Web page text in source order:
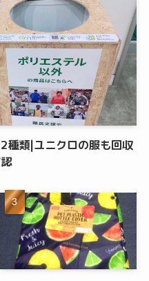
種類|ユニクロの服も回収